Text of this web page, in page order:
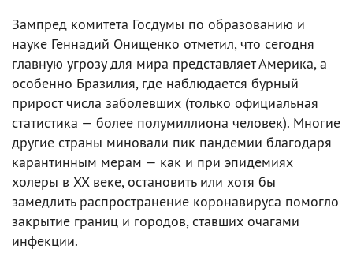
Зампред комитета Госдумы по образованию и
науке Геннадий Онищенко отметил, что сегодня
главную угрозу для мира представляет Америка, а
особенно Бразилия, где наблюдается бурный
прирост числа заболевших (только официальная
статистика — более полумиллиона человек). Многие
другие страны миновали пик пандемии благодаря
карантинным мерам — как и при эпидемиях
холеры в XX веке, остановить или хотя бы
замедлить распространение коронавируса помогло
закрытие границ и городов, ставших очагами
инфекции.